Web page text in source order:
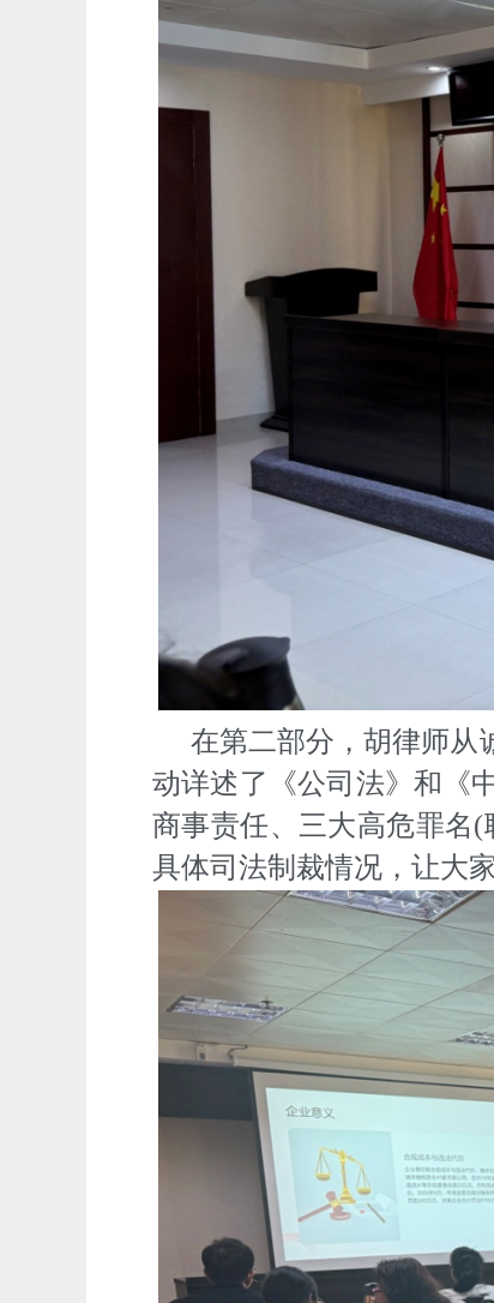
在第二部分，胡律师从
动详述了《公司法》和《
商事责任、三大高危罪名
具体司法制裁情况，让大